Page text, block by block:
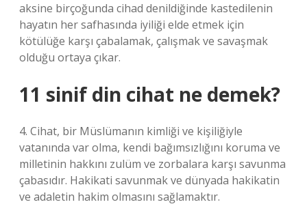
aksine birçoğunda cihad denildiğinde kastedilenin
hayatın her safhasında iyiliği elde etmek için
kötülüğe karşı çabalamak, çalışmak ve savaşmak
olduğu ortaya çıkar.
11 sinif din cihat ne demek?
4. Cihat, bir Müslümanın kimliği ve kişiliğiyle
vatanında var olma, kendi bağımsızlığını koruma ve
milletinin hakkını zulüm ve zorbalara karşı savunma
çabasıdır. Hakikati savunmak ve dünyada hakikatin
ve adaletin hakim olmasını sağlamaktır.